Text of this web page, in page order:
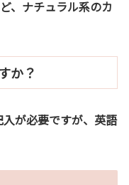
、ナチュラル系のカ
か？
が必要ですが、英語